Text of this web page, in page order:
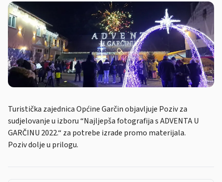
Turistička zajednica Općine Garčin objavljuje Poziv za
sudjelovanje u izboru “Najljepša fotografija s ADVENTA U
GARČINU 2022.“ za potrebe izrade promo materijala.
Poziv dolje u prilogu.